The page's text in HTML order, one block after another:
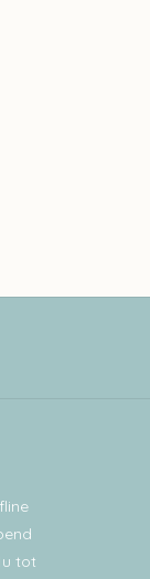
tot